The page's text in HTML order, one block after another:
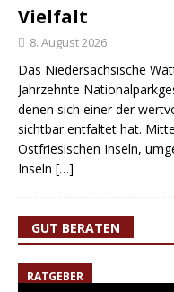
Vielfalt
8. August 2026
Das Niedersächsische
Jahrzehnte
denen sich einer der
sichtbar entfaltet hat.
Ostfriesischen Inseln,
Inseln […]
GUT BERATEN
RATGEBER